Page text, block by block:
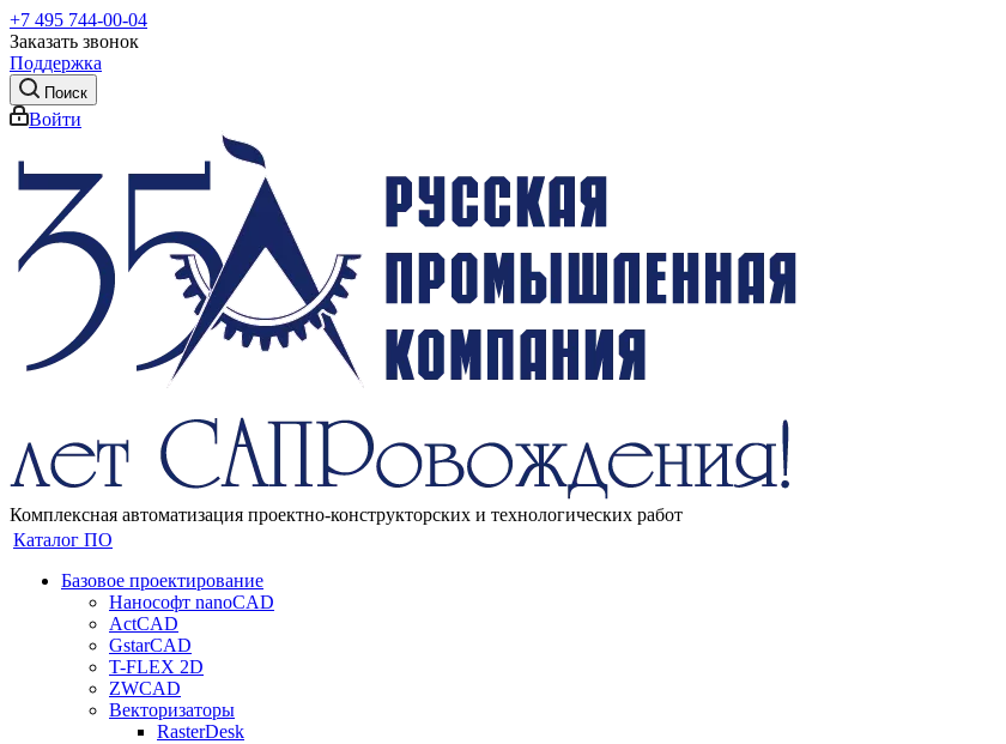
+7 495 744-00-04
Заказать звонок
Поддержка
Поиск
Войти
Комплексная автоматизация проектно-конструкторских и технологических работ
Каталог ПО
Базовое проектирование
Нанософт nanoCAD
ActCAD
GstarCAD
T-FLEX 2D
ZWCAD
Векторизаторы
RasterDesk